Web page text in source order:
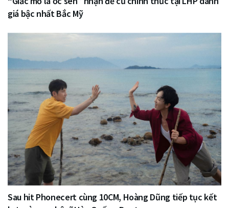
giá bậc nhất Bắc Mỹ
Sau hit Phonecert cùng 10CM, Hoàng Dũng tiếp tục kết